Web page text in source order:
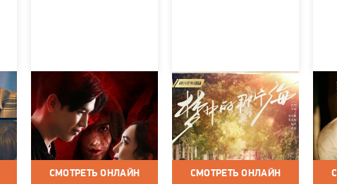
Проклятие камня
Таиланд / 2023 / Сериалы /
Триллер / Драма /
Мелодрама / Фэнтези
СМОТРЕТЬ ОНЛАЙН
Там, где начинаются
мечты
Китай / 2023 / Сериалы /
Драма / Мелодрама
СМОТРЕТЬ ОНЛАЙН